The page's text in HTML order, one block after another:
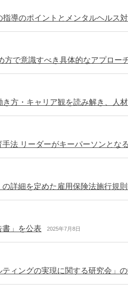
指導のポイントとメンタルヘルス
方で意識すべき具体的なアプロー
方・キャリア観を読み解き、人
詳細を定めた雇用保険法施行規
書」を公表 2025年7月8日